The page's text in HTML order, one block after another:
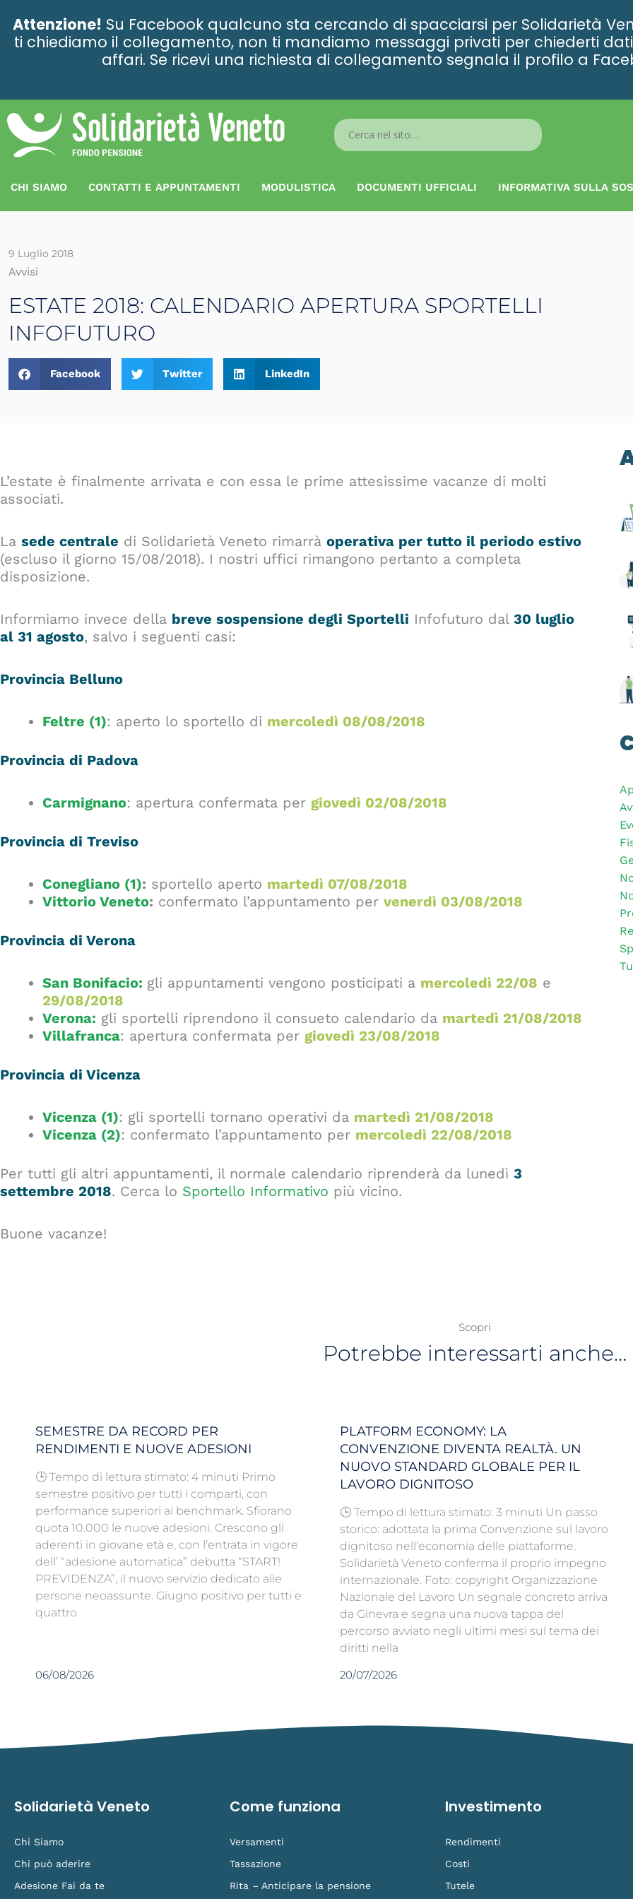
Attenzione! Su Facebook qualcuno sta cercando di spacciarsi per Solidarietà
ti chiediamo il collegamento, non ti mandiamo messaggi privati per chiederti
affari. Se ricevi una richiesta di collegamento segnala il profilo a
Search
...
CHI SIAMO CONTATTI E APPUNTAMENTI MODULISTICA DOCUMENTI UFFICIALI INFORMATIVA SULLA
9 Luglio 2018
Avvisi
ESTATE 2018: CALENDARIO APERTURA SPORTELLI
INFOFUTURO
Facebook Twitter LinkedIn
L’estate è finalmente arrivata e con essa le prime attesissime vacanze di molti
associati.
La sede centrale di Solidarietà Veneto rimarrà operativa per tutto il periodo estivo
(escluso il giorno 15/08/2018). I nostri uffici rimangono pertanto a completa
disposizione.
Informiamo invece della breve sospensione degli Sportelli Infofuturo dal 30 luglio
al 31 agosto, salvo i seguenti casi:
Provincia Belluno
Feltre (1): aperto lo sportello di mercoledì 08/08/2018
Provincia di Padova
Carmignano: apertura confermata per giovedì 02/08/2018
Provincia di Treviso
Conegliano (1): sportello aperto martedì 07/08/2018
Vittorio Veneto: confermato l’appuntamento per venerdì 03/08/2018
Provincia di Verona
San Bonifacio: gli appuntamenti vengono posticipati a mercoledì 22/08 e
29/08/2018
Verona: gli sportelli riprendono il consueto calendario da martedì 21/08/2018
Villafranca: apertura confermata per giovedì 23/08/2018
Provincia di Vicenza
Vicenza (1): gli sportelli tornano operativi da martedì 21/08/2018
Vicenza (2): confermato l’appuntamento per mercoledì 22/08/2018
Per tutti gli altri appuntamenti, il normale calendario riprenderà da lunedì 3
settembre 2018. Cerca lo Sportello Informativo più vicino.
Buone vacanze!
Scopri
Potrebbe interessarti anche…
SEMESTRE DA RECORD PER
RENDIMENTI E NUOVE ADESIONI
🕒 Tempo di lettura stimato: 4 minuti Primo
semestre positivo per tutti i comparti, con
performance superiori ai benchmark. Sfiorano
quota 10.000 le nuove adesioni. Crescono gli
aderenti in giovane età e, con l’entrata in vigore
dell’ “adesione automatica” debutta “START!
PREVIDENZA”, il nuovo servizio dedicato alle
persone neoassunte. Giugno positivo per tutti e
quattro
06/08/2026
PLATFORM ECONOMY: LA
CONVENZIONE DIVENTA REALTÀ. UN
NUOVO STANDARD GLOBALE PER IL
LAVORO DIGNITOSO
🕒 Tempo di lettura stimato: 3 minuti Un passo
storico: adottata la prima Convenzione sul lavoro
dignitoso nell’economia delle piattaforme.
Solidarietà Veneto conferma il proprio impegno
internazionale. Foto: copyright Organizzazione
Nazionale del Lavoro Un segnale concreto arriva
da Ginevra e segna una nuova tappa del
percorso avviato negli ultimi mesi sul tema dei
diritti nella
20/07/2026
Solidarietà Veneto
Chi Siamo
Chi può aderire
Adesione Fai da te
Come funziona
Versamenti
Tassazione
Rita – Anticipare la pensione
Investimento
Rendimenti
Costi
Tutele